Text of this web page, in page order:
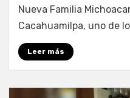
Nueva Familia
Cacahuamilpa, uno de
Leer más